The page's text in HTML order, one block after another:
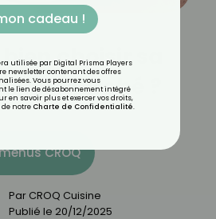
choisir sa
?
CROQ
Par CROQ Cuisine
Publié le 20/12/2025
cadeau !
utilisée par Digital Prisma Players
newsletter contenant des offres
Vous pourrez vous
le lien de désabonnement intégré
en savoir plus et exercer vos droits,
notre Charte de Confidentialité.